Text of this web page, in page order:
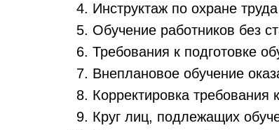
Инструктаж по охране
Обучение работников без
Требования к подготовке
Внеплановое обучение
Корректировка
Круг лиц, подлежащих